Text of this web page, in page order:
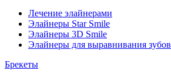
Лечение элайнерами
Элайнеры Star Smile
Элайнеры 3D Smile
Элайнеры для выравнивания зубов
Брекеты